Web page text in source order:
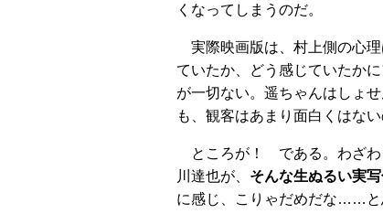
くなってしまうのだ。
実際映画版は、村上側の心
ていたか、どう感じていたか
が一切ない。遥ちゃんはしょ
も、観客はあまり面白くはな
ところが！ である。わざわ
川達也が、 そんな生ぬるい実
に感じ、こりゃだめだな……と